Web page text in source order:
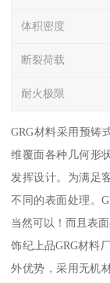
体积密度
断裂荷载
耐火极限
GRG材料采用预铸
维覆面各种几何形
发挥设计。为满足
不同的表面处理。
当然可以！而且表
饰纪上品GRG材料
外优势，采用无机